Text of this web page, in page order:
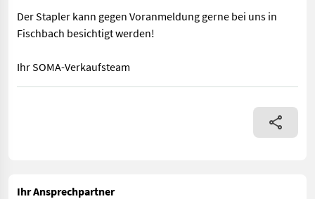
Der Stapler kann gegen Voranmeldung gerne bei uns in
Fischbach besichtigt werden!
Ihr SOMA-Verkaufsteam
Linde E20/600 H 80V - 2t Stapler - Lastschwerpunkt 600mm -
Ihr Ansprechpartner